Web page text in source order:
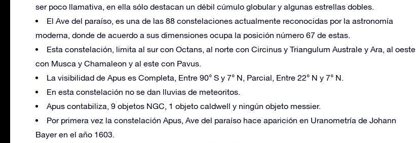
ser poco llamativa, en ella sólo destacan un débil cúmulo globular y algunas estrellas dobles.
El Ave del paraíso, es una de las 88 constelaciones actualmente reconocidas por la astronomía
moderna, donde de acuerdo a sus dimensiones ocupa la posición número 67 de estas.
Esta constelación, limita al sur con Octans, al norte con Circinus y Triangulum Australe y Ara, al oeste
con Musca y Chamaleon y al este con Pavus.
La visibilidad de Apus es Completa, Entre 90° S y 7° N, Parcial, Entre 22° N y 7° N.
En esta constelación no se dan lluvias de meteoritos.
Apus contabiliza, 9 objetos NGC, 1 objeto caldwell y ningún objeto messier.
Por primera vez la constelación Apus, Ave del paraíso hace aparición en Uranometría de Johann
Bayer en el año 1603.